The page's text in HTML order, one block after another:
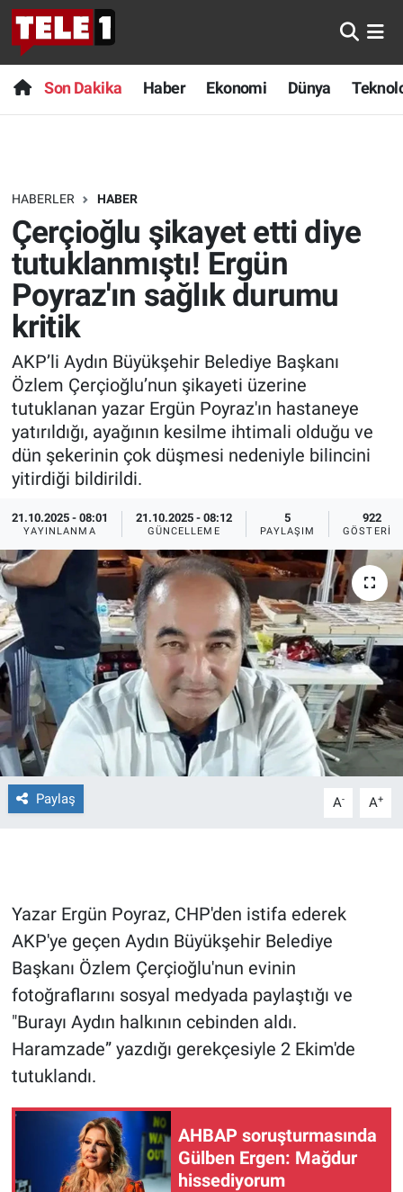
Son Dakika Haber Ekonomi Dünya
HABERLER HABER
Çerçioğlu şikayet etti diye
tutuklanmıştı! Ergün
Poyraz'ın sağlık durumu
kritik
AKP’li Aydın Büyükşehir Belediye Başkanı
Özlem Çerçioğlu’nun şikayeti üzerine
tutuklanan yazar Ergün Poyraz'ın hastaneye
yatırıldığı, ayağının kesilme ihtimali olduğu ve
dün şekerinin çok düşmesi nedeniyle bilincini
yitirdiği bildirildi.
21.10.2025 - 08:01
YAYINLANMA
21.10.2025 - 08:12
GÜNCELLEME
5
PAYLAŞIM
922
GÖSTERIM
Paylaş A- A+
Yazar Ergün Poyraz, CHP'den istifa ederek
AKP'ye geçen Aydın Büyükşehir Belediye
Başkanı Özlem Çerçioğlu'nun evinin
fotoğraflarını sosyal medyada paylaştığı ve
"Burayı Aydın halkının cebinden aldı.
Haramzade” yazdığı gerekçesiyle 2 Ekim'de
tutuklandı.
AHBAP soruşturmasında
Gülben Ergen: Mağdur
hissediyorum
Anında Manşet
Başka Sohbetler
Bilim turu
Bilim ve Teknoloji Evreni
Doğa Konuşuyor
Dünya
Ege Saati
Ege'den Esintiler
Eğitim
Eğlence
Ekonomi
Forum
Gerçeğin İzinde
Gün Başlıyor
Gün Bitiyor
Gün Ortası
Haber
İlan
Kimdir
Koronavirüs
Kültür Sanat
Ne demişti
Son Dakika
Haber
Dünya
Teknoloji
Sağlık
Spor
Yayın Akışı
İletişim
Nöbetçi Eczaneler
Hava Durumu
Trafik Durumu
Süper Lig Puan Durumu ve Fikstür
Tüm Manşetler
Son Dakika Haberleri
Haber Arşivi